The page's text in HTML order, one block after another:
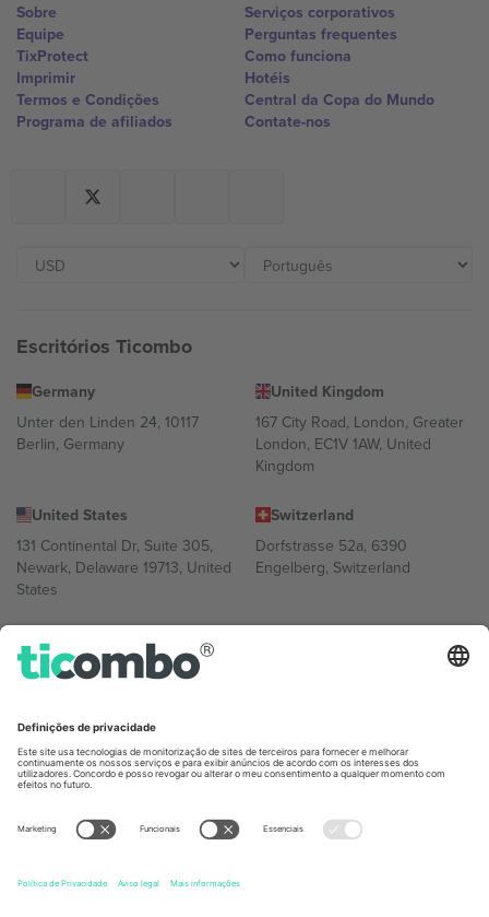
Sobre
Equipe
TixProtect
Imprimir
Termos e Condições
Programa de afiliados
Serviços corporativos
Perguntas frequentes
Como funciona
Hotéis
Central da Copa do Mundo
Contate-nos
Escritórios Ticombo
Germany
Unter den Linden 24, 10117
Berlin, Germany
United Kingdom
167 City Road, London, Greater
London, EC1V 1AW, United
Kingdom
United States
131 Continental Dr, Suite 305,
Newark, Delaware 19713, United
States
Switzerland
Dorfstrasse 52a, 6390
Engelberg, Switzerland
Bulgaria
Regus Sofia City West, bul
UAE Dubai Silicon Oasis, DDP
Mexico
Av Chapultepec 360, Roma
Norte, Cuauhtémoc, 06700
Ciudad de México, CDMX,